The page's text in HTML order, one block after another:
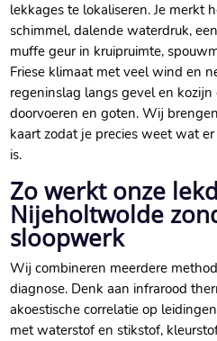
lekkages te lokaliseren. Je merkt
schimmel, dalende waterdruk,
muffe geur in kruipruimte,
Friese klimaat met veel wind en
regeninslag langs gevel en
doorvoeren en goten. Wij
kaart zodat je precies weet wat
is.
Zo werkt onze
Nijeholtwolde
sloopwerk
Wij combineren meerdere
diagnose. Denk aan infrarood
akoestische correlatie op
met waterstof en stikstof,